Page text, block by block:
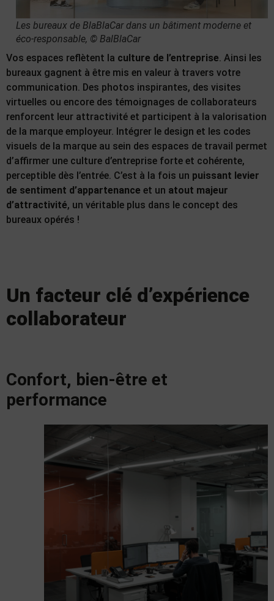
Les bureaux de BlaBlaCar dans un bâtiment moderne et
éco-responsable, © BalBlaCar
Vos espaces reflètent la culture de l’entreprise. Ainsi les
bureaux gagnent à être mis en valeur à travers votre
communication. Des photos inspirantes, des visites
virtuelles ou encore des témoignages de collaborateurs
renforcent leur attractivité et participent à la valorisation
de la marque employeur. Intégrer le design et les codes
visuels de la marque au sein des espaces de travail permet
d’affirmer une culture d’entreprise forte et cohérente,
perceptible dès l’entrée. C’est à la fois un puissant levier
de sentiment d’appartenance et un atout majeur
d’attractivité, un véritable plus dans le concept des
bureaux opérés !
Un facteur clé d’expérience
collaborateur
Confort, bien-être et
performance